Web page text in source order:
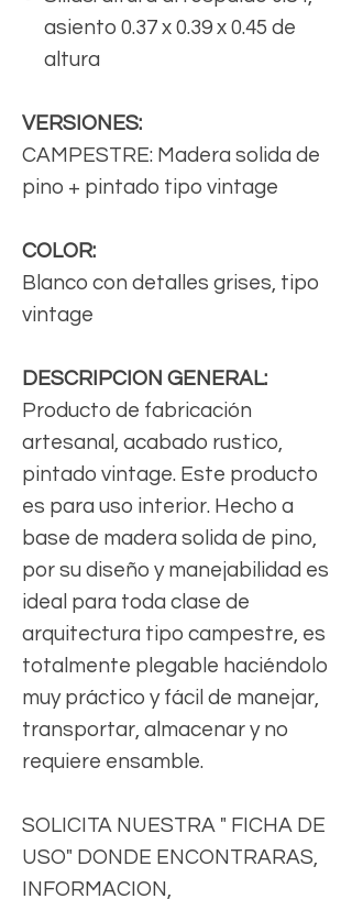
asiento 0.37 x 0.39 x 0.45 de
altura
VERSIONES:
CAMPESTRE: Madera solida de
pino + pintado tipo vintage
COLOR:
Blanco con detalles grises, tipo
vintage
DESCRIPCION GENERAL:
Producto de fabricación
artesanal, acabado rustico,
pintado vintage. Este producto
es para uso interior. Hecho a
base de madera solida de pino,
por su diseño y manejabilidad es
ideal para toda clase de
arquitectura tipo campestre, es
totalmente plegable haciéndolo
muy práctico y fácil de manejar,
transportar, almacenar y no
requiere ensamble.
SOLICITA NUESTRA " FICHA DE
USO" DONDE ENCONTRARAS,
INFORMACION,